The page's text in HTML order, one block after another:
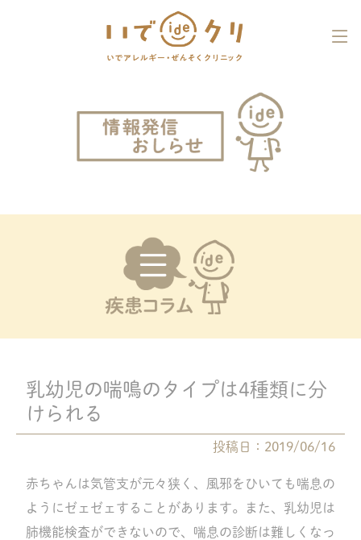
乳幼児の喘鳴のタイプは4種類に分
けられる
投稿日：2019/06/16
赤ちゃんは気管支が元々狭く、風邪をひいても喘息の
ようにゼェゼェすることがあります。また、乳幼児は
肺機能検査ができないので、喘息の診断は難しくなっ